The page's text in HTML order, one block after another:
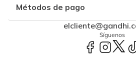
Métodos de pago
Síguenos